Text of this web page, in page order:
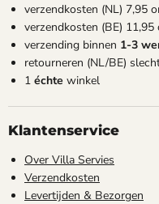
verzendkosten (NL) 7,95
verzendkosten (BE) 11,95
verzending binnen 1-3
retourneren (NL/BE)
1 échte winkel
Klantenservice
Over Villa Servies
Verzendkosten
Levertijden & Bezorgen